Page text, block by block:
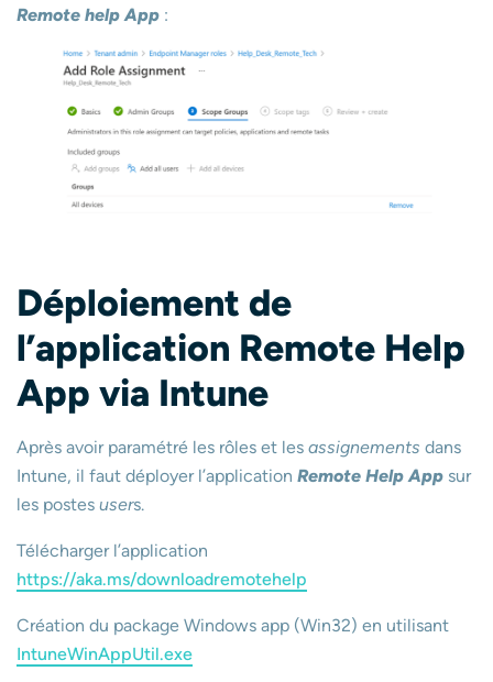
Remote help App :
Déploiement de
l’application Remote Help
App via Intune
Après avoir paramétré les rôles et les assignements dans
Intune, il faut déployer l’application Remote Help App sur
les postes users.
Télécharger l’application
https://aka.ms/downloadremotehelp
Création du package Windows app (Win32) en utilisant
IntuneWinAppUtil.exe